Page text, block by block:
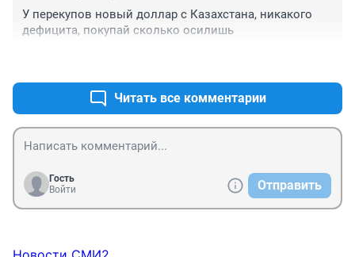
У перекупов новый доллар с Казахстана, никакого
дефицита, покупай сколько осилишь
Читать все комментарии
Гость
Войти
Отправить